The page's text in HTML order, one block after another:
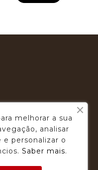

Webfeel.pt
melhorar a sua
analisar
personalizar o
Saber mais.